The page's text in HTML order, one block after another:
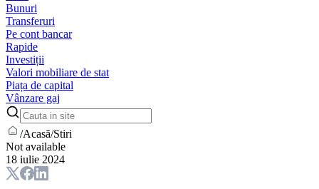
Bunuri
Transferuri
Pe cont bancar
Rapide
Investiții
Valori mobiliare de stat
Piața de capital
Vânzare gaj
/Acasă/Stiri
Not available
18 iulie 2024